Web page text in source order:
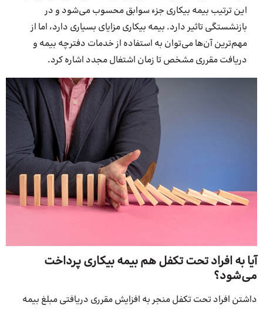
این ترتیب بیمه بیکاری جزء سوابق محسوب می‌شود و در
بازنشستگی تاثیر دارد. بیمه بیکاری مزایای بسیاری دارد، اما از
مهم‌ترین آن‌ها می‌توان به استفاده از خدمات دفترچه بیمه و
دریافت مقرری مشخص تا زمان اشتغال مجدد اشاره کرد.
آیا به افراد تحت تکفل هم بیمه بیکاری پرداخت
می‌شود؟
داشتن افراد تحت تکفل منجر به افزایش مقرری دریافتی مبلغ بیمه